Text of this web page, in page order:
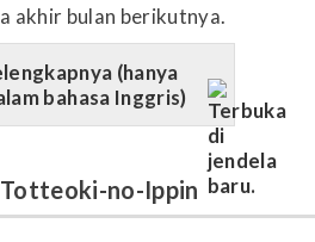
akhir bulan berikutnya.
(hanya
bahasa Inggris)
no-Ippin